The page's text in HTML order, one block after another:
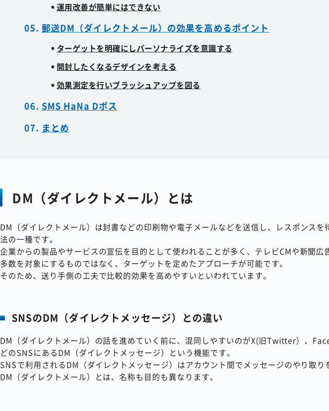
運用改善が簡単にはできない
郵送DM（ダイレクトメール）の効果を高めるポイント
ターゲットを明確にしパーソナライズを意識する
開封したくなるデザインを考える
効果測定を行いブラッシュアップを図る
SMS HaNa Dポス
まとめ
DM（ダイレクトメール）とは
DM（ダイレクトメール）は封書などの印刷物や電子メールなどを送信し、レスポンスを
法の一種です。
企業からの製品やサービスの宣伝を目的として使われることが多く、テレビCMや新聞広
多数を対象にするものではなく、ターゲットを定めたアプローチが可能です。
そのため、送り手側の工夫で比較的効果を高めやすいといわれています。
SNSのDM（ダイレクトメッセージ）との違い
DM（ダイレクトメール）の話を進めていく前に、混同しやすいのがX(旧Twitter）、
どのSNSにあるDM（ダイレクトメッセージ）という機能です。
SNSで利用されるDM（ダイレクトメッセージ）はアカウント間でメッセージのやり取り
DM（ダイレクトメール）とは、名称も目的も異なります。